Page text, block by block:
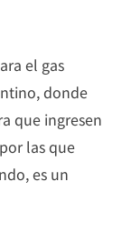
el gas
donde
que ingresen
las que
es un